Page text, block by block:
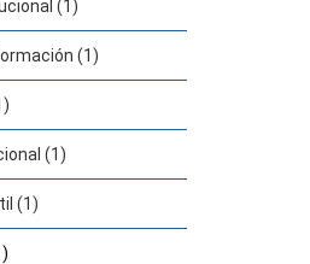
(1)
(1)
(1)
(1)